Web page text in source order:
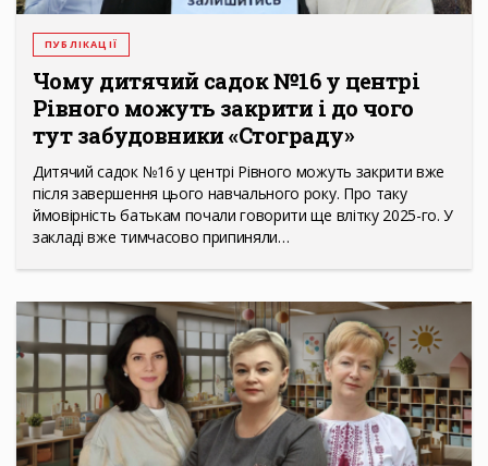
ПУБЛІКАЦІЇ
Чому дитячий садок №16 у центрі
Рівного можуть закрити і до чого
тут забудовники «Стограду»
Дитячий садок №16 у центрі Рівного можуть закрити вже
після завершення цього навчального року. Про таку
ймовірність батькам почали говорити ще влітку 2025-го. У
закладі вже тимчасово припиняли…